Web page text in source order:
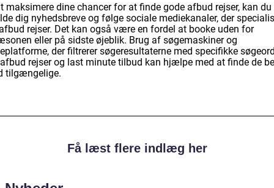
maksimere dine chancer for at finde gode afbud rejser, kan du
dig nyhedsbreve og følge sociale mediekanaler, der
rejser. Det kan også være en fordel at booke uden for
eller på sidste øjeblik. Brug af søgemaskiner og
der filtrerer søgeresultaterne med specifikke
rejser og last minute tilbud kan hjælpe med at finde de
tilgængelige.
Få læst flere indlæg her